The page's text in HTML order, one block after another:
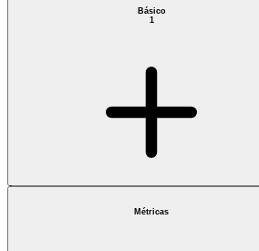
Básico
1
Índice de referencia
Métricas